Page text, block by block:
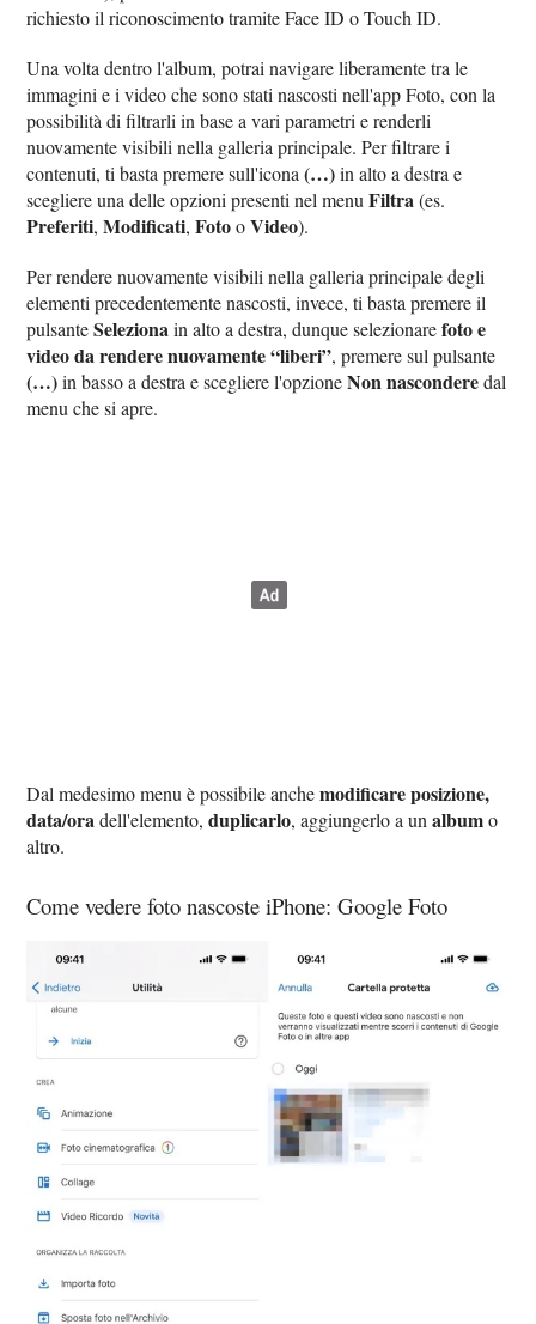
richiesto il riconoscimento tramite Face ID o Touch ID.
Una volta dentro l'album, potrai navigare liberamente tra le
immagini e i video che sono stati nascosti nell'app Foto, con la
possibilità di filtrarli in base a vari parametri e renderli
nuovamente visibili nella galleria principale. Per filtrare i
contenuti, ti basta premere sull'icona‌(…)in alto a destra e
scegliere una delle opzioni presenti nel menuFiltra(es.
Preferiti,Modificati,FotooVideo).
Per rendere nuovamente visibili nella galleria principale degli
elementi precedentemente nascosti, invece, ti basta premere il
pulsanteSelezionain alto a destra, dunque selezionarefoto e
video da rendere nuovamente “liberi”, premere sul pulsante
‌(…)in basso a destra e scegliere l'opzioneNon nasconderedal
menu che si apre.
Dal medesimo menu è possibile anchemodificare posizione,
data/oradell'elemento,duplicarlo, aggiungerlo a unalbumo
altro.
Come vedere foto nascoste iPhone: Google Foto